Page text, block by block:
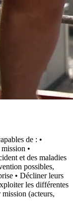
de : •
•
et des maladies
possibles,
• Décliner leurs
les différentes
(acteurs,